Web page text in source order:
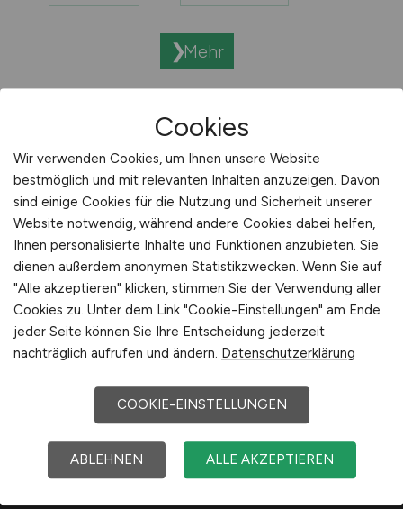
Mehr
Sie sind hier:
Startseite
Sitemap
Jobsuche mit G
Cookies
Wir verwenden Cookies, um Ihnen unsere Website
bestmöglich und mit relevanten Inhalten anzuzeigen. Davon
sind einige Cookies für die Nutzung und Sicherheit unserer
Website notwendig, während andere Cookies dabei helfen,
Ihnen personalisierte Inhalte und Funktionen anzubieten. Sie
dienen außerdem anonymen Statistikzwecken. Wenn Sie auf
"Alle akzeptieren" klicken, stimmen Sie der Verwendung aller
Cookies zu. Unter dem Link "Cookie-Einstellungen" am Ende
jeder Seite können Sie Ihre Entscheidung jederzeit
nachträglich aufrufen und ändern. Datenschutzerklärung
COOKIE-EINSTELLUNGEN
ABLEHNEN ALLE AKZEPTIEREN